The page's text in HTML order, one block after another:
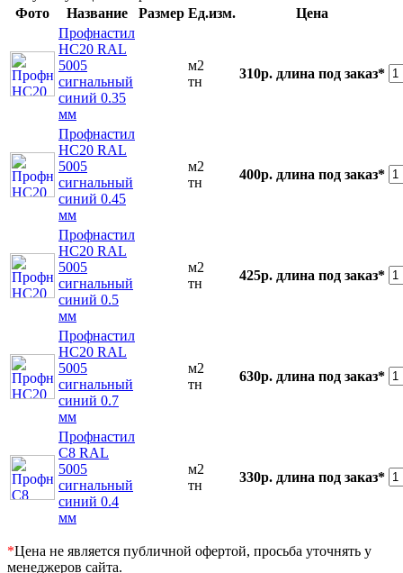
Фото
Название Размер Ед.изм.
Цена
Профнастил
НС20 RAL
5005
сигнальный
синий 0.35
мм
м2
тн
310р. длина под заказ*
Профнастил
НС20 RAL
5005
сигнальный
синий 0.45
мм
м2
тн
400р. длина под заказ*
Профнастил
НС20 RAL
5005
сигнальный
синий 0.5
мм
м2
тн
425р. длина под заказ*
Профнастил
НС20 RAL
5005
сигнальный
синий 0.7
мм
м2
тн
630р. длина под заказ*
Профнастил
С8 RAL
5005
сигнальный
синий 0.4
мм
м2
тн
330р. длина под заказ*
*Цена не является публичной офертой, просьба уточнять у
менеджеров сайта.